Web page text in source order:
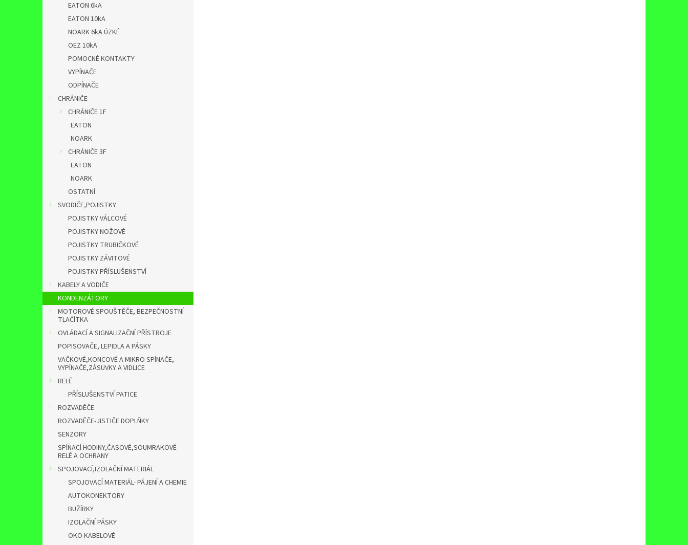
EATON 6kA
EATON 10kA
NOARK 6kA ÚZKÉ
OEZ 10kA
POMOCNÉ KONTAKTY
VYPÍNAČE
ODPÍNAČE
CHRÁNIČE
CHRÁNIČE 1F
EATON
NOARK
CHRÁNIČE 3F
EATON
NOARK
OSTATNÍ
SVODIČE,POJISTKY
POJISTKY VÁLCOVÉ
POJISTKY NOŽOVÉ
POJISTKY TRUBIČKOVÉ
POJISTKY ZÁVITOVÉ
POJISTKY PŘÍSLUŠENSTVÍ
KABELY A VODIČE
KONDENZÁTORY
MOTOROVÉ SPOUŠTĚČE, BEZPEČNOSTNÍ
TLAĆÍTKA
OVLÁDACÍ A SIGNALIZAČNÍ PŘÍSTROJE
POPISOVAČE, LEPIDLA A PÁSKY
VAČKOVÉ,KONCOVÉ A MIKRO SPÍNAČE,
VYPÍNAČE,ZÁSUVKY A VIDLICE
RELÉ
PŘÍSLUŠENSTVÍ PATICE
ROZVADĚČE
ROZVADĚČE-JISTIČE DOPLŇKY
SENZORY
SPÍNACÍ HODINY,ČASOVÉ,SOUMRAKOVÉ
RELÉ A OCHRANY
SPOJOVACÍ,IZOLAČNÍ MATERIÁL
SPOJOVACÍ MATERIÁL- PÁJENÍ A CHEMIE
AUTOKONEKTORY
BUŽÍRKY
IZOLAČNÍ PÁSKY
OKO KABELOVÉ